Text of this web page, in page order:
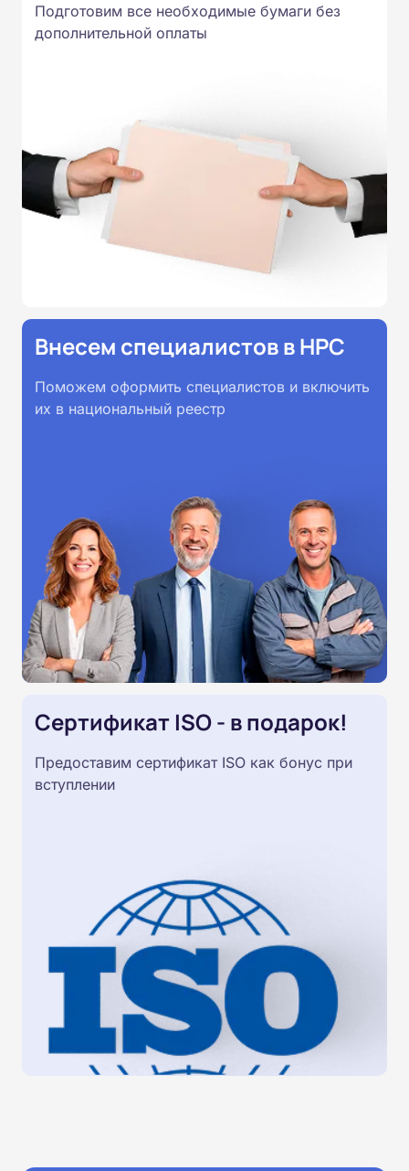
Подготовим все необходимые бумаги без
дополнительной оплаты
Внесем специалистов в НРС
Поможем оформить специалистов и включить
их в национальный реестр
Сертификат ISO - в подарок!
Предоставим сертификат ISO как бонус при
вступлении